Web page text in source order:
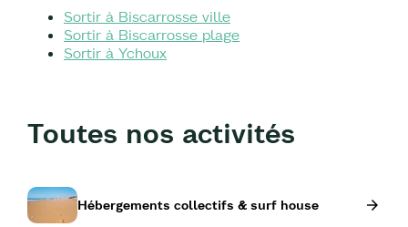
Sortir à Biscarrosse ville
Sortir à Biscarrosse plage
Sortir à Ychoux
Toutes nos activités
Hébergements collectifs & surf house